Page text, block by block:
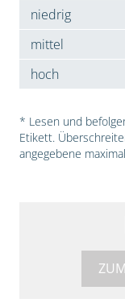
niedrig
mittel
hoch
* Lesen und
Etikett.
angegebene